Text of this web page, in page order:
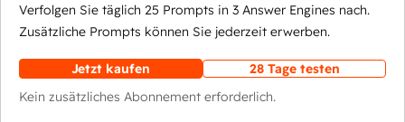
Verfolgen Sie täglich 25 Prompts in 3 Answer Engines nach.
Zusätzliche Prompts können Sie jederzeit erwerben.
Jetzt kaufen
28 Tage testen
Kein zusätzliches Abonnement erforderlich.